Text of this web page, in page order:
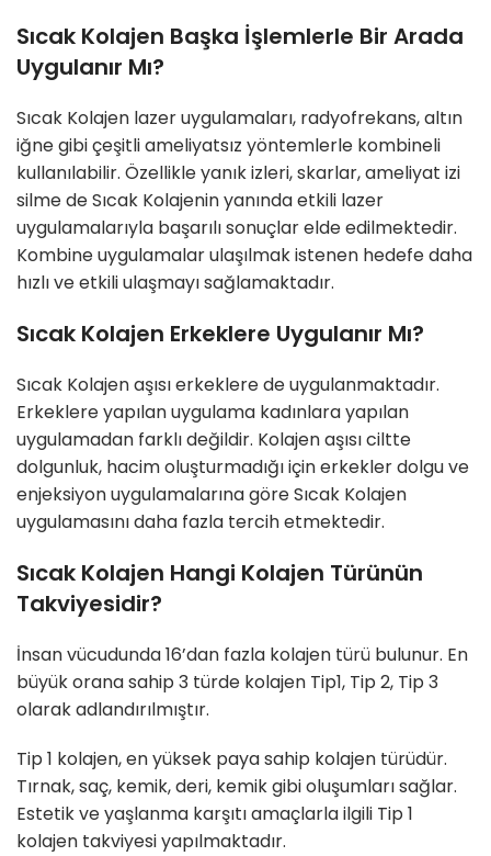
Sıcak Kolajen Başka İşlemlerle Bir Arada
Uygulanır Mı?
Sıcak Kolajen lazer uygulamaları, radyofrekans, altın
iğne gibi çeşitli ameliyatsız yöntemlerle kombineli
kullanılabilir. Özellikle yanık izleri, skarlar, ameliyat izi
silme de Sıcak Kolajenin yanında etkili lazer
uygulamalarıyla başarılı sonuçlar elde edilmektedir.
Kombine uygulamalar ulaşılmak istenen hedefe daha
hızlı ve etkili ulaşmayı sağlamaktadır.
Sıcak Kolajen Erkeklere Uygulanır Mı?
Sıcak Kolajen aşısı erkeklere de uygulanmaktadır.
Erkeklere yapılan uygulama kadınlara yapılan
uygulamadan farklı değildir. Kolajen aşısı ciltte
dolgunluk, hacim oluşturmadığı için erkekler dolgu ve
enjeksiyon uygulamalarına göre Sıcak Kolajen
uygulamasını daha fazla tercih etmektedir.
Sıcak Kolajen Hangi Kolajen Türünün
Takviyesidir?
İnsan vücudunda 16’dan fazla kolajen türü bulunur. En
büyük orana sahip 3 türde kolajen Tip1, Tip 2, Tip 3
olarak adlandırılmıştır.
Tip 1 kolajen, en yüksek paya sahip kolajen türüdür.
Tırnak, saç, kemik, deri, kemik gibi oluşumları sağlar.
Estetik ve yaşlanma karşıtı amaçlarla ilgili Tip 1
kolajen takviyesi yapılmaktadır.